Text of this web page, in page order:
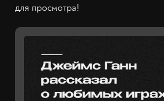
для просмотра!